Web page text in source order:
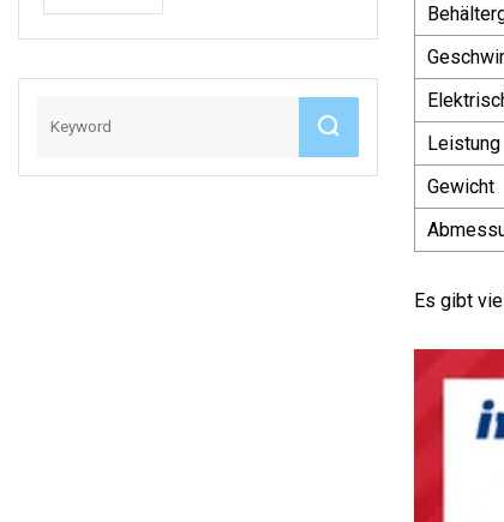
Normale
PP-Flasche, BFS-
Preis, Blas-Füll-
Leistung
Gewicht
Es gibt